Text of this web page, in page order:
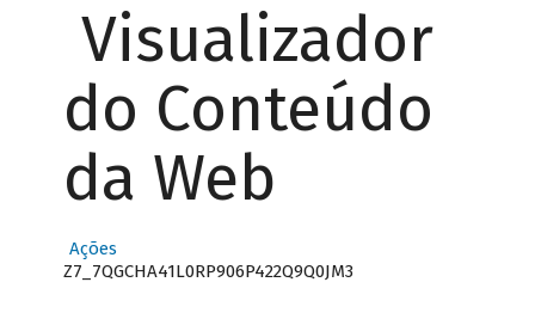
Visualizador
do Conteúdo
da Web
Ações
Z7_7QGCHA41L0RP906P422Q9Q0JM3